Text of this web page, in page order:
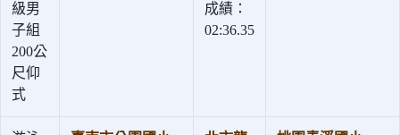
級男
子組
200公
尺仰
式
成績：
02:36.35